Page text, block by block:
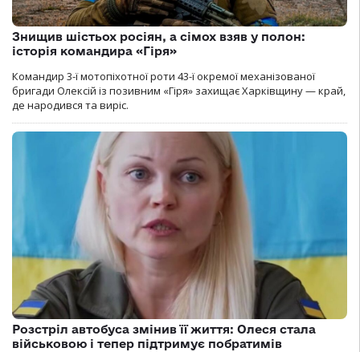
Знищив шістьох росіян, а сімох взяв у полон:
історія командира «Гіря»
Командир 3-ї мотопіхотної роти 43-ї окремої механізованої
бригади Олексій із позивним «Гіря» захищає Харківщину — край,
де народився та виріс.
Розстріл автобуса змінив її життя: Олеся стала
військовою і тепер підтримує побратимів